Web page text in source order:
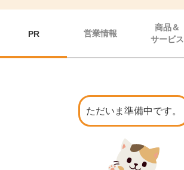
PR 営業情報
商品＆
サービス
ただいま準備中です。